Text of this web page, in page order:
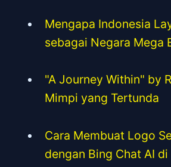
Mengapa Indonesia
sebagai Negara Mega
"A Journey Within" by
Mimpi yang Tertunda
Cara Membuat Logo
dengan Bing Chat AI di